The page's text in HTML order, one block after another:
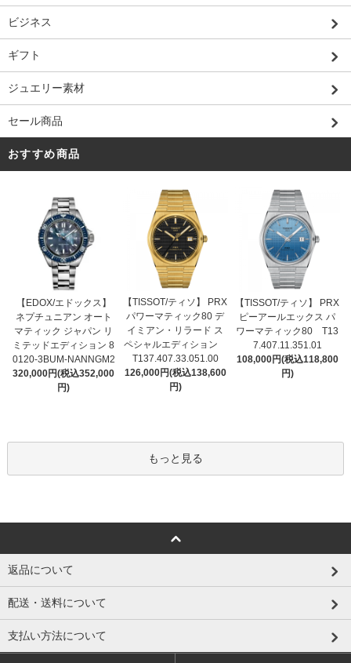
ビジネス
ギフト
ジュエリー素材
セール商品
おすすめ商品
【EDOX/エドックス】
ネプチュニアン オート
マティック ジャパン リ
ミテッドエディション 8
0120-3BUM-NANNGM2
320,000円(税込352,000
円)
【TISSOT/ティソ】 PRX
パワーマティック80 デ
イミアン・リラード ス
ペシャルエディション
T137.407.33.051.00
126,000円(税込138,600
円)
【TISSOT/ティソ】 PRX
ピーアールエックス パ
ワーマティック80 T13
7.407.11.351.01
108,000円(税込118,800
円)
もっと見る
返品について
配送・送料について
支払い方法について